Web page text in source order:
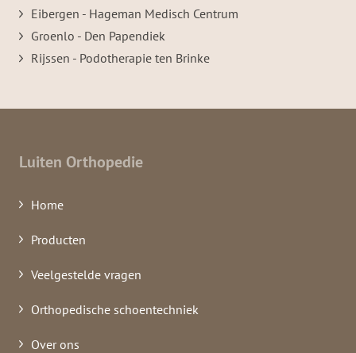
Eibergen - Hageman Medisch Centrum
Groenlo - Den Papendiek
Rijssen - Podotherapie ten Brinke
Luiten Orthopedie
Home
Producten
Veelgestelde vragen
Orthopedische schoentechniek
Over ons